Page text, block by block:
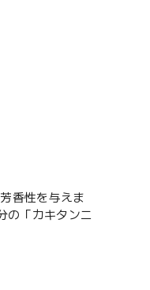
香性を与えま
の「カキタンニ